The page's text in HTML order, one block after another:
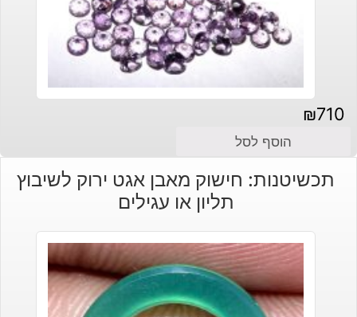
₪710
הוסף לסל
תכשיטנות: חישוק מאבן אגט ירוק לשיבוץ
תליון או עגילים